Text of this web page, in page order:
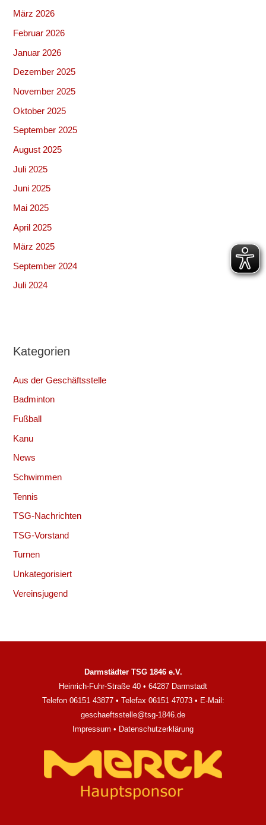
März 2026
Februar 2026
Januar 2026
Dezember 2025
November 2025
Oktober 2025
September 2025
August 2025
Juli 2025
Juni 2025
Mai 2025
April 2025
März 2025
September 2024
Juli 2024
Kategorien
Aus der Geschäftsstelle
Badminton
Fußball
Kanu
News
Schwimmen
Tennis
TSG-Nachrichten
TSG-Vorstand
Turnen
Unkategorisiert
Vereinsjugend
Darmstädter TSG 1846 e.V.
Heinrich-Fuhr-Straße 40 • 64287 Darmstadt
Telefon 06151 43877 • Telefax 06151 47073 • E-Mail:
geschaeftsstelle@tsg-1846.de
Impressum • Datenschutzerklärung